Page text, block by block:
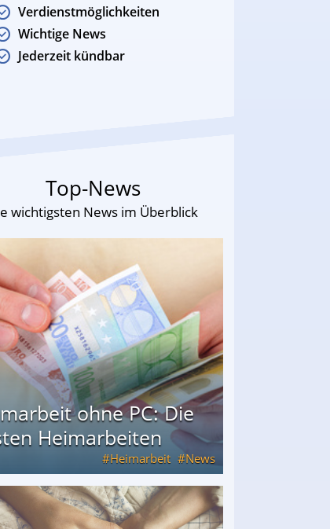
Verdienstmöglichkeiten
Wichtige News
Jederzeit kündbar
Top-News
wichtigsten News im Überblick
ohne PC: Die
Heimarbeiten
Heimarbeit News